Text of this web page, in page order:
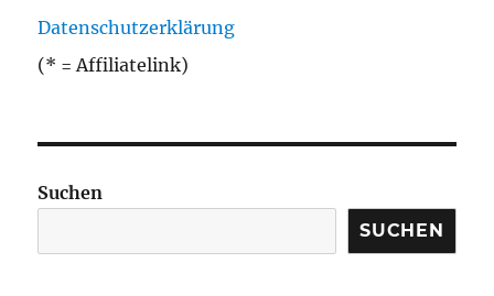
Datenschutzerklärung
(* = Affiliatelink)
Suchen
SUCHEN